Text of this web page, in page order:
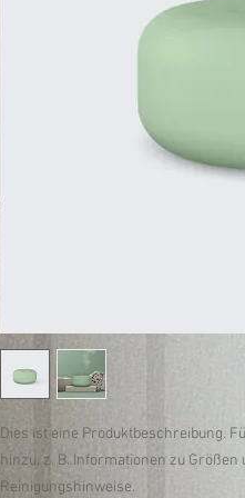
Dies ist eine Produktbeschreibung.
hinzu, z. B. Informationen zu
Reinigungshinweise.